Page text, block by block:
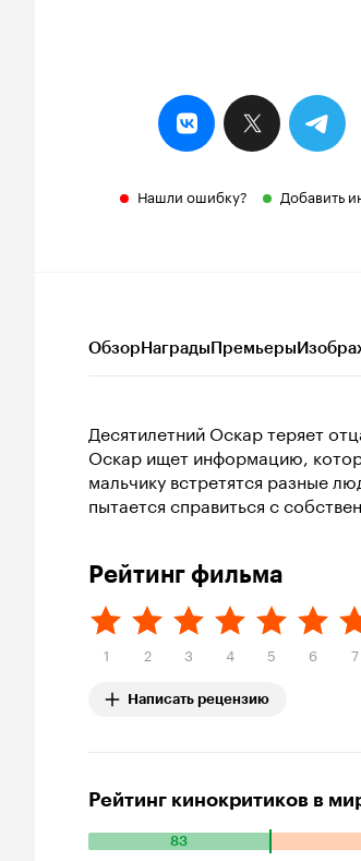
Нашли ошибку? Добавить
ОбзорНаградыПремьеры
Десятилетний Оскар теряет
Оскар ищет информацию,
мальчику встретятся разные
пытается справиться с
Рейтинг фильма
1 2 3 4 5 6 7
Написать рецензию
Рейтинг кинокритиков в
83
Количество